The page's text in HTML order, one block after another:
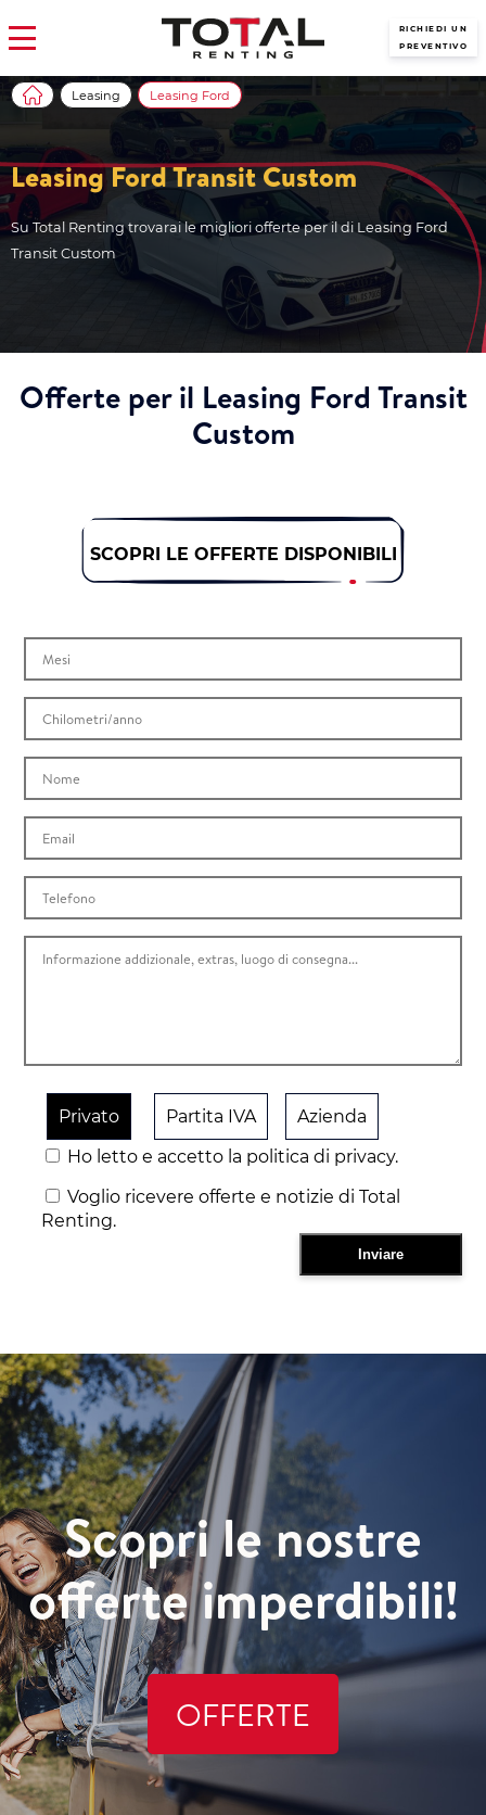
RICHIEDI UN
PREVENTIVO
Leasing Ford Transit Custom
Su Total Renting trovarai le migliori offerte per il di Leasing Ford
Transit Custom
Leasing Leasing Ford
Offerte per il Leasing Ford Transit
Custom
SCOPRI LE OFFERTE DISPONIBILI
Privato Partita IVA
Azienda
Ho letto e accetto la politica di privacy.
Voglio ricevere offerte e notizie di Total
Renting.
Scopri le nostre
offerte imperdibili!
OFFERTE